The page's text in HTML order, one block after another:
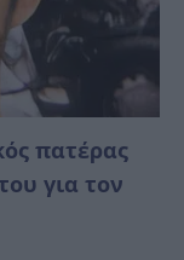
πατέρας
για τον